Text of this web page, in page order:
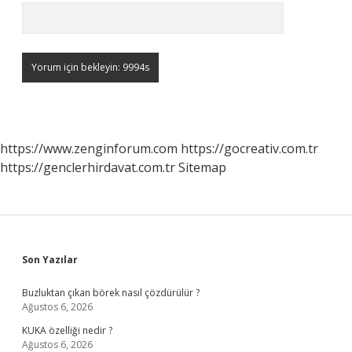
https://www.zenginforum.com https://gocreativ.com.tr
https://genclerhirdavat.com.trSitemap
Sidebar
Son Yazılar
Buzluktan çıkan börek nasıl çözdürülür ?
Ağustos 6, 2026
KUKA özelliği nedir ?
Ağustos 6, 2026